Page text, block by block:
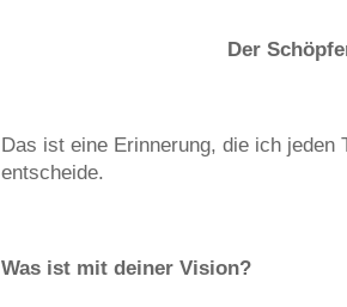
Der
Das ist eine Erinnerung, die ich jeden
entscheide.
Was ist mit deiner Vision?